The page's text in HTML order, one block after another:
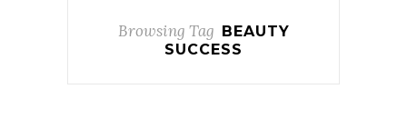
Browsing Tag BEAUTY
SUCCESS